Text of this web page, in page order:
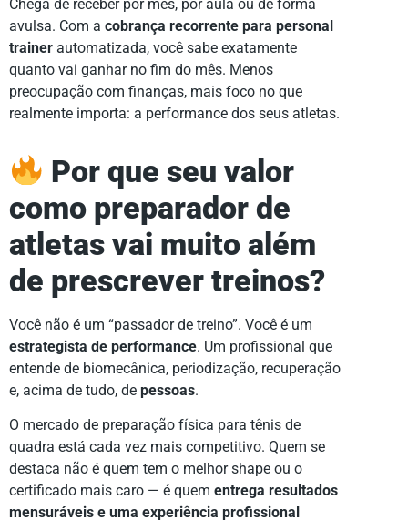
Chega de receber por mês, por aula ou de forma
avulsa. Com a cobrança recorrente para personal
trainer automatizada, você sabe exatamente
quanto vai ganhar no fim do mês. Menos
preocupação com finanças, mais foco no que
realmente importa: a performance dos seus atletas.
Por que seu valor
como preparador de
atletas vai muito além
de prescrever treinos?
Você não é um “passador de treino”. Você é um
estrategista de performance. Um profissional que
entende de biomecânica, periodização, recuperação
e, acima de tudo, de pessoas.
O mercado de preparação física para tênis de
quadra está cada vez mais competitivo. Quem se
destaca não é quem tem o melhor shape ou o
certificado mais caro — é quem entrega resultados
mensuráveis e uma experiência profissional